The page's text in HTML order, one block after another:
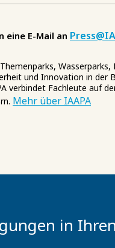
eine E-Mail an
und Innovation in der
verbindet Fachleute auf
Mehr über IAAPA
in